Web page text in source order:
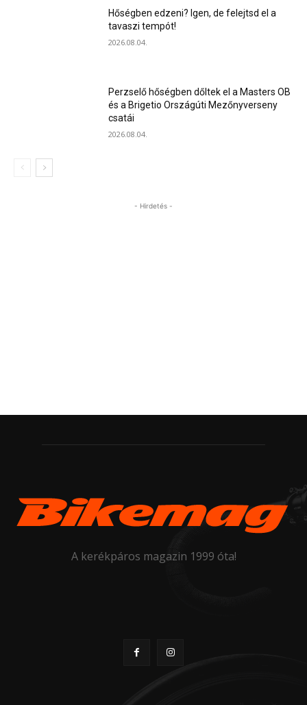
Hőségben edzeni? Igen, de felejtsd el a
tavaszi tempót!
2026.08.04.
Perzselő hőségben dőltek el a Masters OB
és a Brigetio Országúti Mezőnyverseny
csatái
2026.08.04.
- Hirdetés -
A kerékpáros magazin 1999 óta!